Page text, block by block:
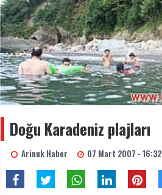
Doğu Karadeniz plajları
Arinuk Haber 07 Mart 2007 - 16:32